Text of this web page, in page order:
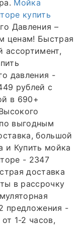
Мойка
купить
Давления –
ценам! Быстрая
ассортимент,
давления -
рублей с
в 690+
выгодным
большой
и Купить мойка
- 2347
доставка
в рассрочку
предложения -
1-2 часов,